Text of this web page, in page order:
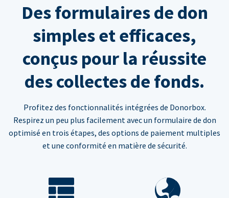
Des formulaires de don
simples et efficaces,
conçus pour la réussite
des collectes de fonds.
Profitez des fonctionnalités intégrées de Donorbox.
Respirez un peu plus facilement avec un formulaire de don
optimisé en trois étapes, des options de paiement multiples
et une conformité en matière de sécurité.